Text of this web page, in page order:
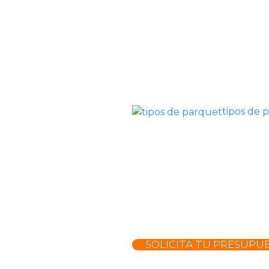
tipos de
SOLICITA TU